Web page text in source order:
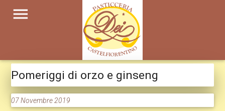
menu
Pomeriggi di orzo e ginseng
07 Novembre 2019